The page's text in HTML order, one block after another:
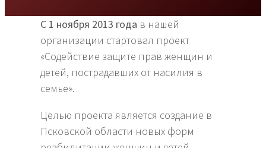
С 1 ноября 2013 года в нашей
организации стартовал проект
«Содействие защите прав женщин и
детей, пострадавших от насилия в
семье».
Целью проекта является создание в
Псковской области новых форм